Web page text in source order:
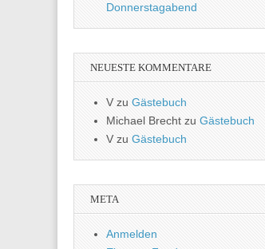
Donnerstagabend
NEUESTE KOMMENTARE
V zu Gästebuch
Michael Brecht zu Gästebuch
Vzu Gästebuch
META
Anmelden